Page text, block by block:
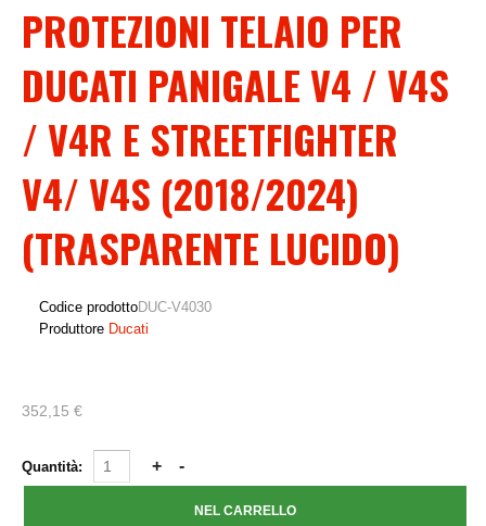
PROTEZIONI TELAIO PER
DUCATI PANIGALE V4 / V4S
/ V4R E STREETFIGHTER
V4/ V4S (2018/2024)
(TRASPARENTE LUCIDO)
Codice prodottoDUC-V4030
Produttore Ducati
352,15 €
Quantità: